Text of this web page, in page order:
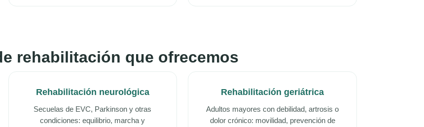
rehabilitación que ofrecemos
Rehabilitación neurológica
Secuelas de EVC, Parkinson y otras
condiciones: equilibrio, marcha y
Rehabilitación geriátrica
Adultos mayores con debilidad, artrosis o
dolor crónico: movilidad, prevención de